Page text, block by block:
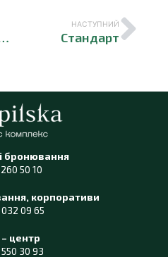
з балконом №18
НАСТУПНИЙ
Стандарт
бронювання
50 10
корпоративи
09 65
центр
30 93